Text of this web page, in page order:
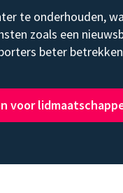
te onderhouden,
zoals een
beter
voor